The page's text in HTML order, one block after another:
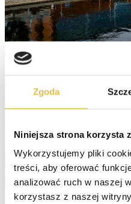
Zgoda
Niniejsza strona korzysta
Wykorzystujemy pliki
treści, aby oferować
analizować ruch w naszej
korzystasz z naszej